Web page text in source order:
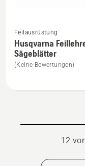
Details
zu
Husqvarna
Feillehre
Feilausrüstung
Husqvarna
Sägeblätter
(Keine Bewertungen)
12